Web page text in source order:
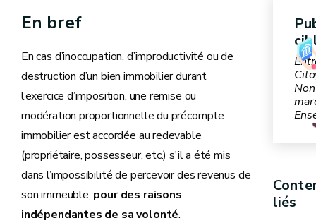
En bref
En cas d’inoccupation, d’improductivité ou de
destruction d’un bien immobilier durant
l’exercice d’imposition, une remise ou
modération proportionnelle du précompte
immobilier est accordée au redevable
(propriétaire, possesseur, etc.) s'il a été mis
dans l’impossibilité de percevoir des revenus de
son immeuble, pour des raisons
indépendantes de sa volonté.
liés